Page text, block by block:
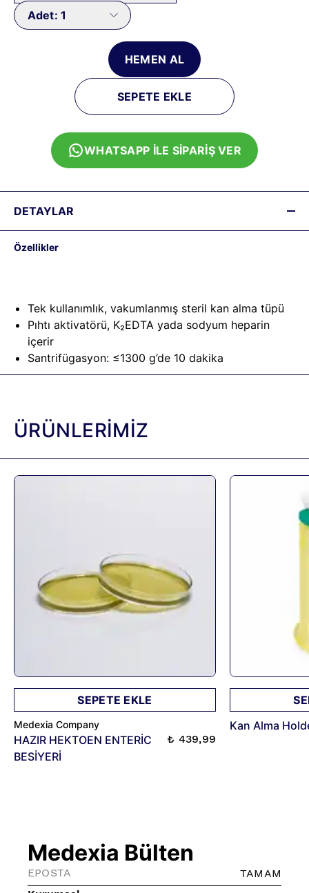
Adet:1
HEMEN AL
SEPETE EKLE
WHATSAPP İLE SİPARİŞ VER
DETAYLAR
Özellikler
Tek kullanımlık, vakumlanmış steril kan alma tüpü
Pıhtı aktivatörü, K₂EDTA yada sodyum heparin
içerir
Santrifügasyon: ≤1300 g’de 10 dakika
ÜRÜNLERİMİZ
SEPETE EKLE
Medexia Company
HAZIR HEKTOEN ENTERİC
BESİYERİ
₺ 439,99
Kan Alma
Medexia Bülten
TAMAM